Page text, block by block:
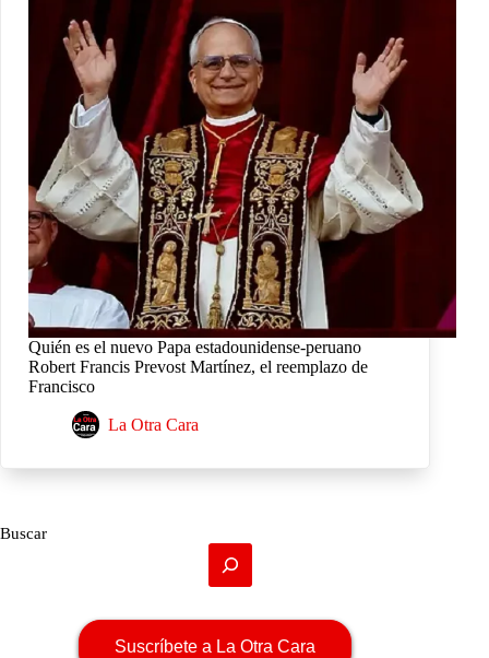
Quién es el nuevo Papa estadounidense-peruano
Robert Francis Prevost Martínez, el reemplazo de
Francisco
La Otra Cara
Buscar
Suscríbete a La Otra Cara